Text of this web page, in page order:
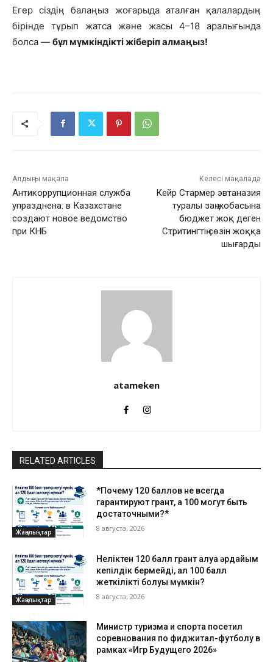
Егер сіздің балаңыз жоғарыда аталған қалалардың
бірінде тұрып жатса және жасы 4–18 аралығында
болса — бұл мүмкіндікті жіберіп алмаңыз!
Алдыңғы мақала
Антикоррупционная служба
упразднена: в Казахстане
создают новое ведомство
при КНБ
Келесі мақалада
Кейр Стармер эвтаназия
туралы заң жобасына
бюджет жоқ деген
Стритингтің сөзін жоққа
шығарды
atameken
RELATED ARTICLES
Жаңалықтар
*Почему 120 баллов не всегда
гарантируют грант, а 100 могут быть
достаточными?*
8 августа, 2026
Жаңалықтар
Неліктен 120 балл грант алуға әрдайым
кепілдік бермейді, ал 100 балл
жеткілікті болуы мүмкін?
8 августа, 2026
Министр туризма и спорта посетил
соревнования по фиджитал-футболу в
рамках «Игр Будущего 2026»